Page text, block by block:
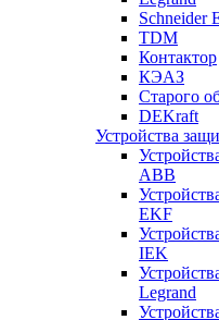
Schneider
TDM
Контактор
КЭАЗ
Старого
DEKraft
Устройства
ABB
EKF
IEK
Legrand